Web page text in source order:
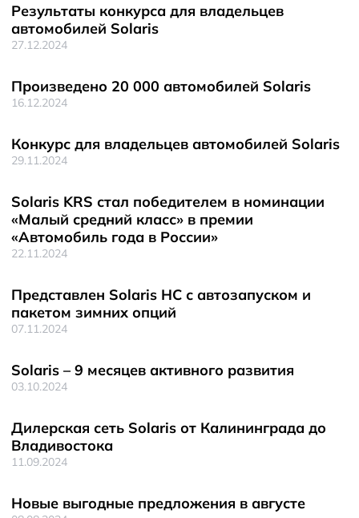
Результаты конкурса для владельцев
автомобилей Solaris
27.12.2024
Произведено 20 000 автомобилей Solaris
16.12.2024
Конкурс для владельцев автомобилей Solaris
29.11.2024
Solaris KRS стал победителем в номинации
«Малый средний класс» в премии
«Автомобиль года в России»
22.11.2024
Представлен Solaris HC с автозапуском и
пакетом зимних опций
07.11.2024
Solaris – 9 месяцев активного развития
03.10.2024
Дилерская сеть Solaris от Калининграда до
Владивостока
11.09.2024
Новые выгодные предложения в августе